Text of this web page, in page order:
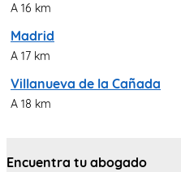
A 16 km
Madrid
A 17 km
Villanueva de la Cañada
A 18 km
Encuentra tu abogado